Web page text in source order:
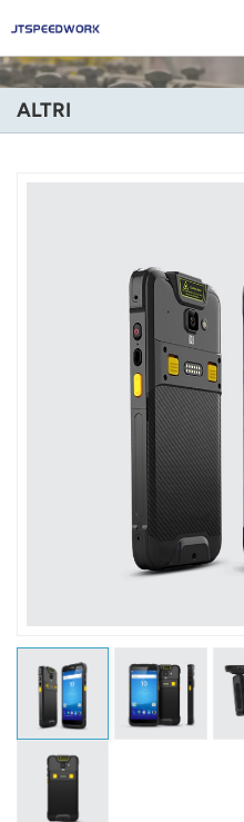
+86 -18681515767
ALTRI